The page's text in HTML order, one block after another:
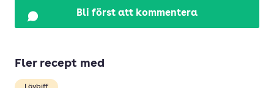
Bli först att kommentera
Fler recept med